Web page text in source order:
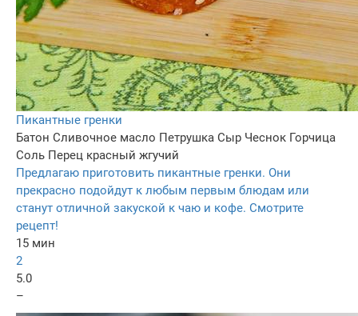
Пикантные гренки
Батон Сливочное масло Петрушка Сыр Чеснок Горчица
Соль Перец красный жгучий
Предлагаю приготовить пикантные гренки. Они
прекрасно подойдут к любым первым блюдам или
станут отличной закуской к чаю и кофе. Смотрите
рецепт!
15 мин
2
5.0
–